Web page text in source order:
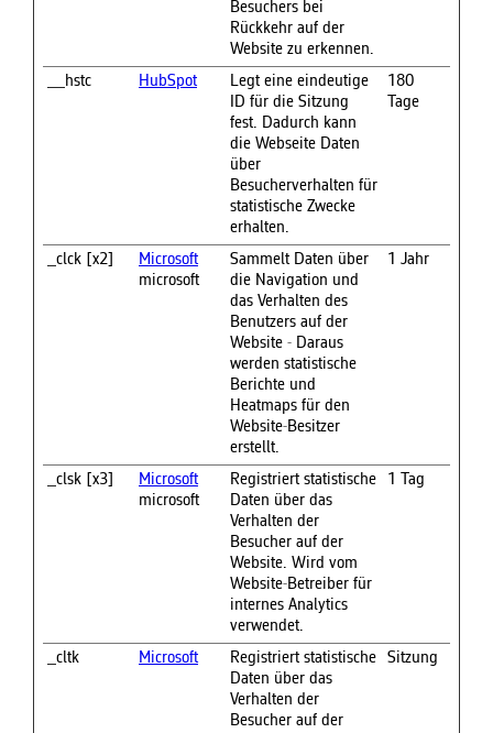
Besuchers bei
Rückkehr auf der
Website zu erkennen.
__hstc
HubSpot
Legt eine eindeutige
ID für die Sitzung
fest. Dadurch kann
die Webseite Daten
über
Besucherverhalten für
statistische Zwecke
erhalten.
180
Tage
_clck [x2]
Microsoft
microsoft
Sammelt Daten über
die Navigation und
das Verhalten des
Benutzers auf der
Website - Daraus
werden statistische
Berichte und
Heatmaps für den
Website-Besitzer
erstellt.
1 Jahr
_clsk [x3]
Microsoft
microsoft
Registriert statistische
Daten über das
Verhalten der
Besucher auf der
Website. Wird vom
Website-Betreiber für
internes Analytics
verwendet.
1 Tag
_cltk Microsoft
Registriert statistische
Daten über das
Verhalten der
Besucher auf der
Sitzung